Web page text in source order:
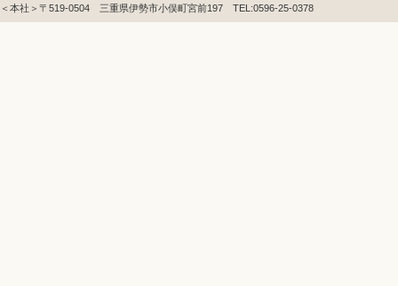
＜本社＞〒519-0504 三重県伊勢市小俣町宮前197 TEL:0596-25-0378